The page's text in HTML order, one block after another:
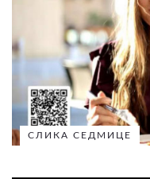
СЛИКА СЕДМИЦЕ